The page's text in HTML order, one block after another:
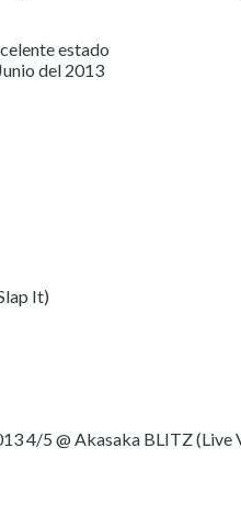
estado
del 2013
It)
4/5 @ Akasaka BLITZ (Live